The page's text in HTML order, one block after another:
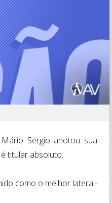
Sérgio anotou sua
titular absoluto.
como o melhor lateral-